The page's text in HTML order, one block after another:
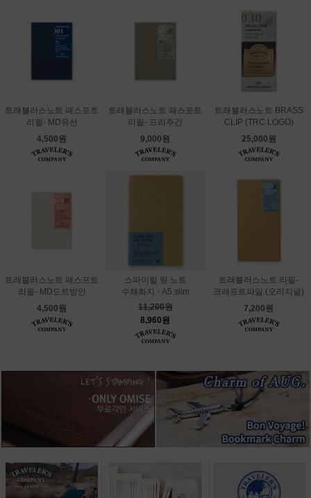
트래블러스노트 패스포트
리필- MD유선
4,500원
트래블러스노트 패스포트
리필- 프리주간
9,000원
트래블러스노트 BRASS
CLIP (TRC LOGO)
25,000원
트래블러스노트 패스포트
리필- MD도트방안
4,500원
스파이럴 링 노트
수채화지 - A5 slim
11,200원
8,960원
트래블러스노트 리필-
크래프트파일 (오리지널)
7,200원